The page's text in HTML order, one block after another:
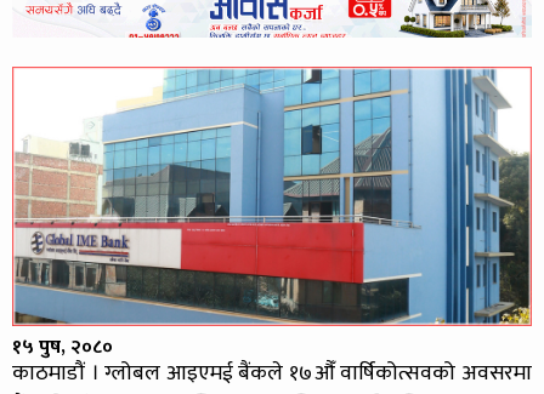
१५ पुष, २०८०
काठमाडौं । ग्लोबल आइएमई बैंकले १७औँ वार्षिकोत्सवको अवसरमा